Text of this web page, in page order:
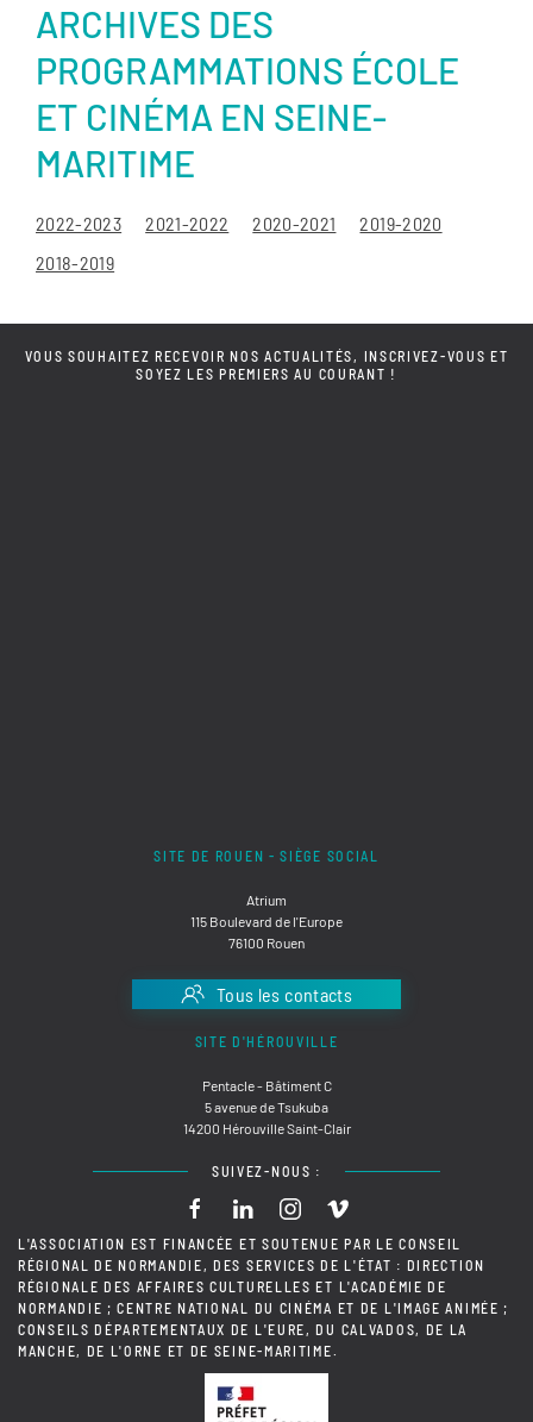
ARCHIVES DES
PROGRAMMATIONS ÉCOLE
ET CINÉMA EN SEINE-
MARITIME
2022-2023 2021-2022 2020-2021
2019-2020
2018-2019
VOUS SOUHAITEZ RECEVOIR NOS ACTUALITÉS, INSCRIVEZ-VOUS ET
SOYEZ LES PREMIERS AU COURANT !
SITE DE ROUEN - SIÈGE SOCIAL
Atrium
115 Boulevard de l'Europe
76100 Rouen
Tous les contacts
SITE D'HÉROUVILLE
Pentacle - Bâtiment C
5 avenue de Tsukuba
14200 Hérouville Saint-Clair
SUIVEZ-NOUS :
L'ASSOCIATION EST FINANCÉE ET SOUTENUE PAR LE CONSEIL
RÉGIONAL DE NORMANDIE, DES SERVICES DE L'ÉTAT : DIRECTION
RÉGIONALE DES AFFAIRES CULTURELLES ET L'ACADÉMIE DE
NORMANDIE ; CENTRE NATIONAL DU CINÉMA ET DE L'IMAGE ANIMÉE ;
CONSEILS DÉPARTEMENTAUX DE L'EURE, DU CALVADOS, DE LA
MANCHE, DE L'ORNE ET DE SEINE-MARITIME.